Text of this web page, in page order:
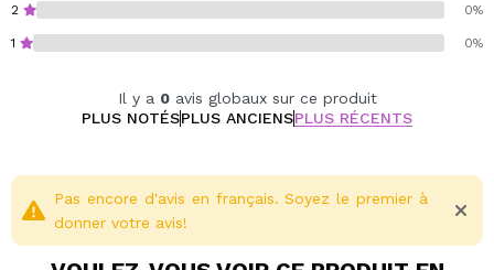
Vegan..
2 0%
1 0%
Il y a 0avis globaux sur ce produit
PLUS NOTÉSPLUS ANCIENSPLUS RÉCENTS
Pas encore d'avis en français. Soyez le premier à
donner votre avis!